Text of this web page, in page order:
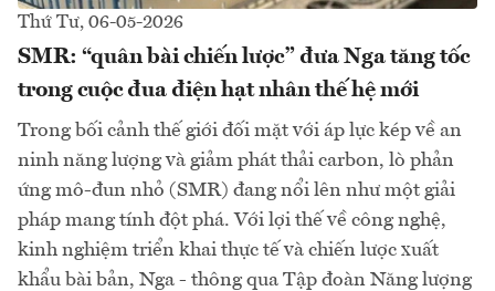
Thứ Tư, 06-05-2026
SMR: “quân bài chiến lược” đưa Nga tăng tốc
trong cuộc đua điện hạt nhân thế hệ mới
Trong bối cảnh thế giới đối mặt với áp lực kép về an
ninh năng lượng và giảm phát thải carbon, lò phản
ứng mô-đun nhỏ (SMR) đang nổi lên như một giải
pháp mang tính đột phá. Với lợi thế về công nghệ,
kinh nghiệm triển khai thực tế và chiến lược xuất
khẩu bài bản, Nga - thông qua Tập đoàn Năng lượng